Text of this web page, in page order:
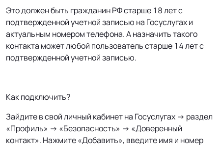
Это должен быть гражданин РФ старше 18 лет с
подтвержденной учетной записью на Госуслугах и
актуальным номером телефона. А назначить такого
контакта может любой пользователь старше 14 лет с
подтвержденной учетной записью.
Как подключить?
Зайдите в свой личный кабинет на Госуслугах → раздел
«Профиль» → «Безопасность» → «Доверенный
контакт». Нажмите «Добавить», введите имя и номер